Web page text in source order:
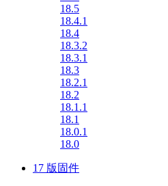
18.5
18.4.1
18.4
18.3.2
18.3.1
18.3
18.2.1
18.2
18.1.1
18.1
18.0.1
18.0
17 版固件